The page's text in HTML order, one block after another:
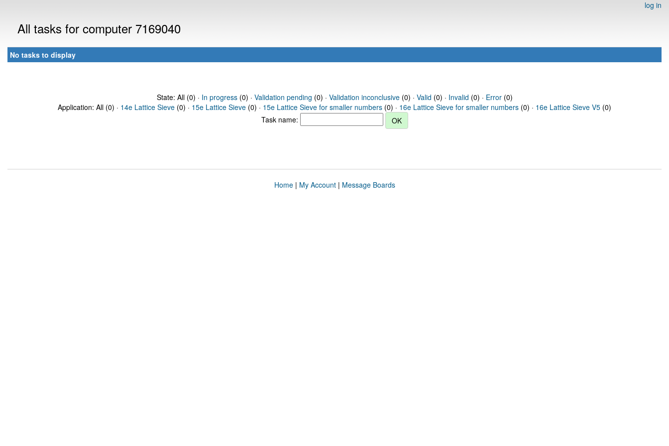
log in
All tasks for computer 7169040
No tasks to display
State: All (0) · In progress(0) · Validation pending (0) · Validation inconclusive(0) · Valid (0) · Invalid (0) · Error(0)
Application: All (0) · 14e Lattice Sieve (0) · 15e Lattice Sieve (0) · 15e Lattice Sieve for smaller numbers (0) · 16e Lattice Sieve for smaller numbers (0) · 16e Lattice Sieve V5 (0)
Task name:
Home| My Account| Message Boards